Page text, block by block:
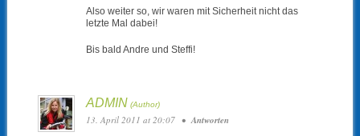
Also weiter so, wir waren mit Sicherheit nicht das
letzte Mal dabei!
Bis bald Andre und Steffi!
ADMIN
13. April 2011 at 20:07 • Antworten